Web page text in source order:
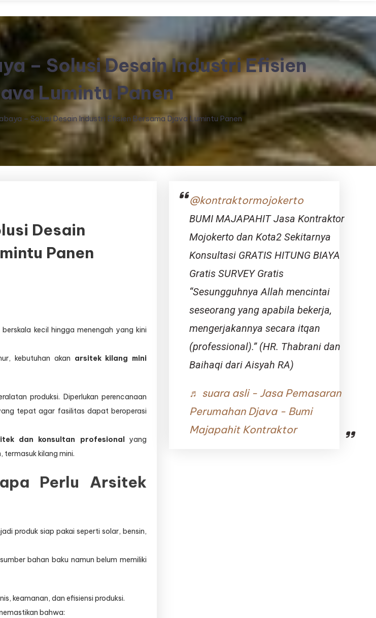
– Solusi Desain Industri Efisien
Lumintu Panen
– Solusi Desain Industri Efisien Bersama Djava Lumintu Panen
Desain
Panen
kecil hingga menengah yang kini
kebutuhan akan arsitek kilang mini
produksi. Diperlukan perencanaan
tepat agar fasilitas dapat beroperasi
dan konsultan profesionalyang
kilang mini.
Perlu Arsitek
produk siap pakai seperti solar, bensin,
bahan baku namun belum memiliki
keamanan, dan efisiensi produksi.
bahwa:
@kontraktormojokerto
BUMI MAJAPAHIT Jasa Kontraktor
Mojokerto dan Kota2 Sekitarnya
Konsultasi GRATIS HITUNG BIAYA
Gratis SURVEY Gratis
“Sesungguhnya Allah mencintai
seseorang yang apabila bekerja,
mengerjakannya secara itqan
(professional).” (HR. Thabrani dan
Baihaqi dari Aisyah RA)
♬ suara asli - Jasa Pemasaran
Perumahan Djava - Bumi
Majapahit Kontraktor